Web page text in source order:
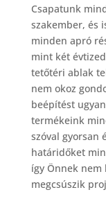
Csapatunk
szakember, és
minden apró
mint két
tetőtéri ablak
nem okoz
beépítést
termékeink
szóval gyorsan
határidőket
így Önnek nem
megcsúszik